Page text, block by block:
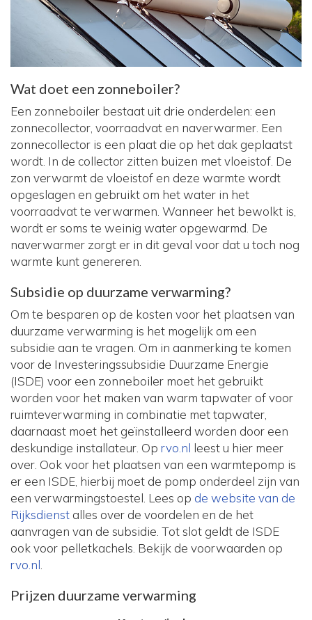
Wat doet een zonneboiler?
Een zonneboiler bestaat uit drie onderdelen: een
zonnecollector, voorraadvat en naverwarmer. Een
zonnecollector is een plaat die op het dak geplaatst
wordt. In de collector zitten buizen met vloeistof. De
zon verwarmt de vloeistof en deze warmte wordt
opgeslagen en gebruikt om het water in het
voorraadvat te verwarmen. Wanneer het bewolkt is,
wordt er soms te weinig water opgewarmd. De
naverwarmer zorgt er in dit geval voor dat u toch nog
warmte kunt genereren.
Subsidie op duurzame verwarming?
Om te besparen op de kosten voor het plaatsen van
duurzame verwarming is het mogelijk om een
subsidie aan te vragen. Om in aanmerking te komen
voor de Investeringssubsidie Duurzame Energie
(ISDE) voor een zonneboiler moet het gebruikt
worden voor het maken van warm tapwater of voor
ruimteverwarming in combinatie met tapwater,
daarnaast moet het geïnstalleerd worden door een
deskundige installateur. Op rvo.nl leest u hier meer
over. Ook voor het plaatsen van een warmtepomp is
er een ISDE, hierbij moet de pomp onderdeel zijn van
een verwarmingstoestel. Lees op de website van de
Rijksdienst alles over de voordelen en de het
aanvragen van de subsidie. Tot slot geldt de ISDE
ook voor pelletkachels. Bekijk de voorwaarden op
rvo.nl
Prijzen duurzame verwarming